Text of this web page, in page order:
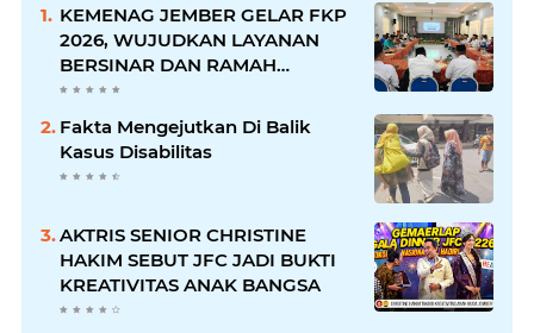
KEMENAG JEMBER GELAR FKP
2026, WUJUDKAN LAYANAN
BERSINAR DAN RAMAH
DISABILITAS
Fakta Mengejutkan Di Balik
Kasus Disabilitas
AKTRIS SENIOR CHRISTINE
HAKIM SEBUT JFC JADI BUKTI
KREATIVITAS ANAK BANGSA